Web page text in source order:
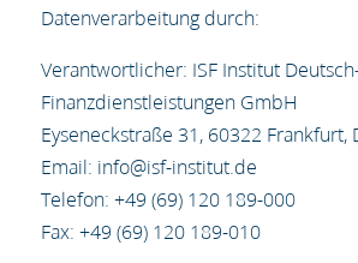
Datenverarbeitung durch:
Verantwortlicher: ISF Institut
Finanzdienstleistungen GmbH
Eyseneckstraße 31, 60322 Frankfurt,
Email: info@isf-institut.de
Telefon: +49 (69) 120 189-000
Fax: +49 (69) 120 189-010